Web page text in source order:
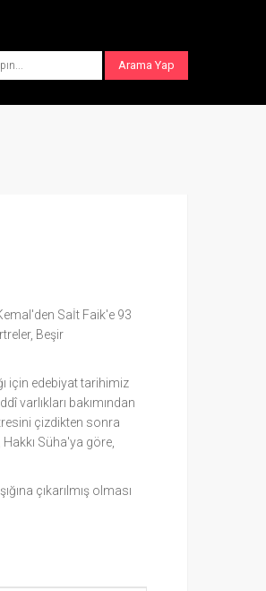
Saİt Faik'e 93
Beşir
için edebiyat tarihimiz
varlıkları bakımından
çizdikten sonra
Süha'ya göre,
çıkarılmış olması